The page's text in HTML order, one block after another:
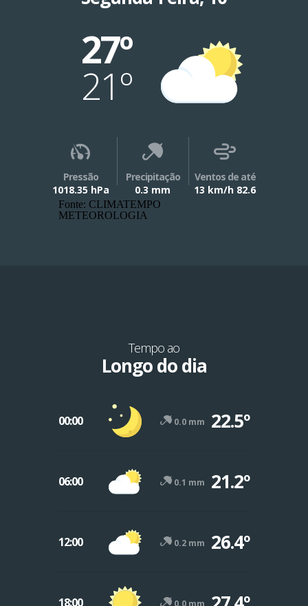
27º
21º
Pressão
1018.35 hPa
Precipitação
0.3 mm
Ventos de até
13 km/h 82.6
Fonte: CLIMATEMPO
METEOROLOGIA
Tempo ao
Longo do dia
00:00 0.0 mm 22.5º
06:00 0.1 mm 21.2º
12:00 0.2 mm 26.4º
18:00 0.0 mm